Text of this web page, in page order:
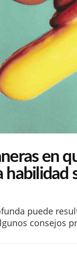
en
habilidad
puede
consejos